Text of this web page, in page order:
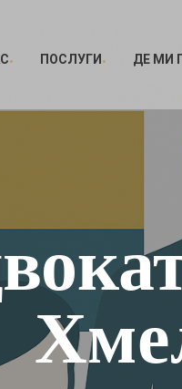
ПОСЛУГИ ДЕ МИ